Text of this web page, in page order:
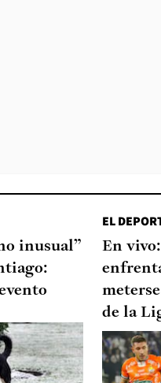
inusual”
EL
En
de la